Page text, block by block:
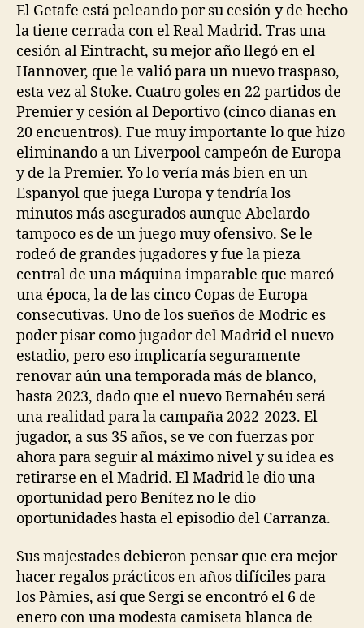
El Getafe está peleando por su cesión y de hecho
la tiene cerrada con el Real Madrid. Tras una
cesión al Eintracht, su mejor año llegó en el
Hannover, que le valió para un nuevo traspaso,
esta vez al Stoke. Cuatro goles en 22 partidos de
Premier y cesión al Deportivo (cinco dianas en
20 encuentros). Fue muy importante lo que hizo
eliminando a un Liverpool campeón de Europa
y de la Premier. Yo lo vería más bien en un
Espanyol que juega Europa y tendría los
minutos más asegurados aunque Abelardo
tampoco es de un juego muy ofensivo. Se le
rodeó de grandes jugadores y fue la pieza
central de una máquina imparable que marcó
una época, la de las cinco Copas de Europa
consecutivas. Uno de los sueños de Modric es
poder pisar como jugador del Madrid el nuevo
estadio, pero eso implicaría seguramente
renovar aún una temporada más de blanco,
hasta 2023, dado que el nuevo Bernabéu será
una realidad para la campaña 2022-2023. El
jugador, a sus 35 años, se ve con fuerzas por
ahora para seguir al máximo nivel y su idea es
retirarse en el Madrid. El Madrid le dio una
oportunidad pero Benítez no le dio
oportunidades hasta el episodio del Carranza.
Sus majestades debieron pensar que era mejor
hacer regalos prácticos en años difíciles para
los Pàmies, así que Sergi se encontró el 6 de
enero con una modesta camiseta blanca de